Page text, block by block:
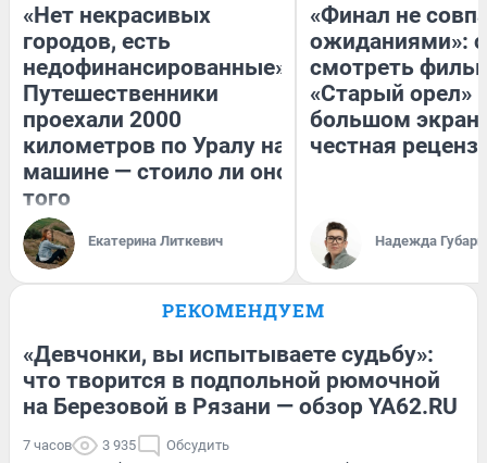
«Нет некрасивых
городов, есть
недофинансированные».
Путешественники
проехали 2000
километров по Уралу на
машине — стоило ли оно
того
Екатерина Литкевич
«Финал не
ожиданиями»:
смотреть
«Старый орел»
большом
честная
Надежда Губарь
РЕКОМЕНДУЕМ
«Девчонки, вы испытываете судьбу»:
что творится в подпольной рюмочной
на Березовой в Рязани — обзор YA62.RU
7 часов 3 935 Обсудить